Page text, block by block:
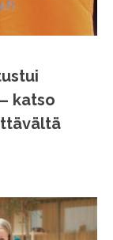
katso